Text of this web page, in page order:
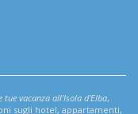
tue vacanza all'Isola d'Elba,
sugli hotel, appartamenti,